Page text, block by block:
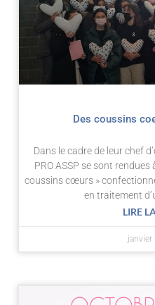
Des coussins
Dans le cadre de leur chef
PRO ASSP se sont
coussins cœurs »
en traitement
LIRE
janvier